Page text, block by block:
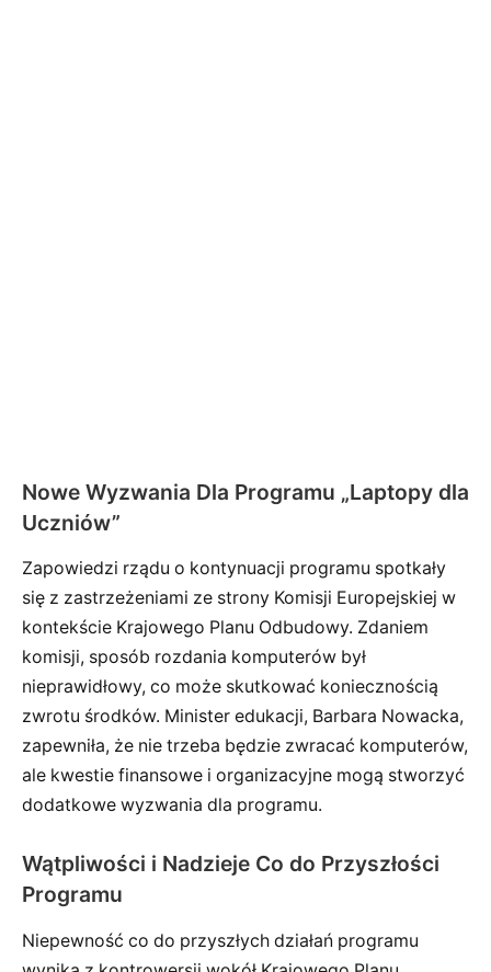
Nowe Wyzwania Dla Programu „Laptopy dla
Uczniów”
Zapowiedzi rządu o kontynuacji programu spotkały
się z zastrzeżeniami ze strony Komisji Europejskiej w
kontekście Krajowego Planu Odbudowy. Zdaniem
komisji, sposób rozdania komputerów był
nieprawidłowy, co może skutkować koniecznością
zwrotu środków. Minister edukacji, Barbara Nowacka,
zapewniła, że nie trzeba będzie zwracać komputerów,
ale kwestie finansowe i organizacyjne mogą stworzyć
dodatkowe wyzwania dla programu.
Wątpliwości i Nadzieje Co do Przyszłości
Programu
Niepewność co do przyszłych działań programu